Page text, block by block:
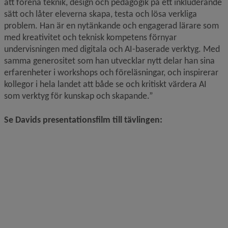
att förena teknik, design och pedagogik på ett inkluderande
sätt och låter eleverna skapa, testa och lösa verkliga
problem. Han är en nytänkande och engagerad lärare som
med kreativitet och teknisk kompetens förnyar
undervisningen med digitala och AI-baserade verktyg. Med
samma generositet som han utvecklar nytt delar han sina
erfarenheter i workshops och föreläsningar, och inspirerar
kollegor i hela landet att både se och kritiskt värdera AI
som verktyg för kunskap och skapande.”
Se Davids presentationsfilm till tävlingen: